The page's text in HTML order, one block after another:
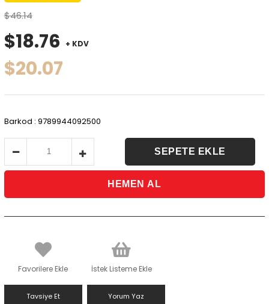
$46.14
$18.76 + KDV
$20.07
Barkod : 9789944092500
Favorilere Ekle İstek Listeme Ekle
Tavsiye Et Yorum Yaz